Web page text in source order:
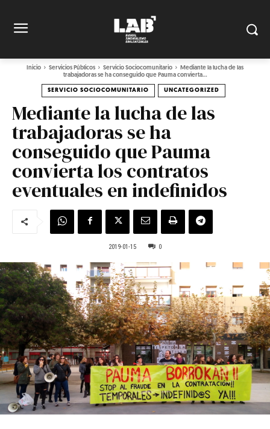
Inicio Servicios Públicos Servicio Sociocomunitario
Mediante la lucha de las
trabajadoras se ha conseguido que Pauma convierta...
SERVICIO SOCIOCOMUNITARIO UNCATEGORIZED
Mediante la lucha de las
trabajadoras se ha
conseguido que Pauma
convierta los contratos
eventuales en indefinidos
2019-01-15 0